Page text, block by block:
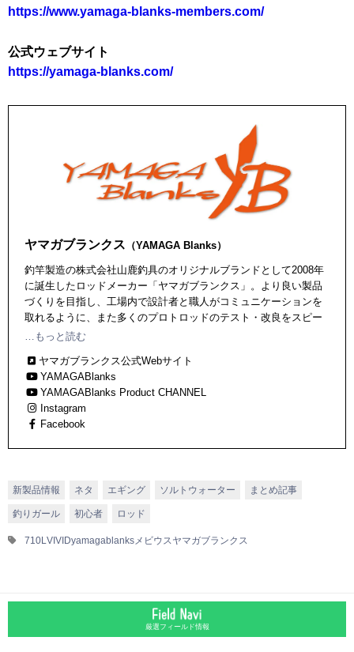
https://www.yamaga-blanks-members.com/
公式ウェブサイト
https://yamaga-blanks.com/
ヤマガブランクス （YAMAGA Blanks）
釣竿製造の株式会社山鹿釣具のオリジナルブランドとして2008年
に誕生したロッドメーカー「ヤマガブランクス」。より良い製品
づくりを目指し、工場内で設計者と職人がコミュニケーションを
取れるように、また多くのプロトロッドのテスト・改良をスピー
ディーに繰り返すために、ブランクの設計・巻きつけ・塗装・組
なロッドに定評がある。
…もっと読む
ヤマガブランクス公式Webサイト
YAMAGABlanks
YAMAGABlanks Product CHANNEL
Instagram
Facebook
新製品情報 ネタ エギング ソルトウォーター まとめ記事
釣りガール 初心者 ロッド
710LVIVIDyamagablanksメビウスヤマガブランクス
厳選フィールド情報